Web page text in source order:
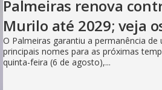
Palmeiras renova
Murilo até 2029; veja
O Palmeiras garantiu a permanência de
principais nomes para as próximas
quinta-feira (6 de agosto),...